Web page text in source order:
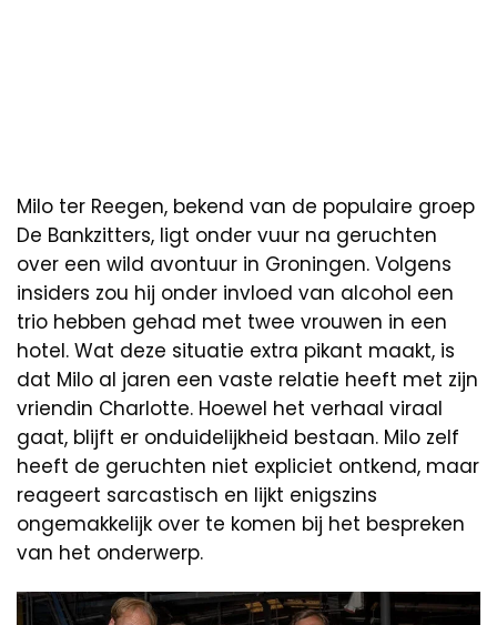
Milo ter Reegen, bekend van de populaire groep
De Bankzitters, ligt onder vuur na geruchten
over een wild avontuur in Groningen. Volgens
insiders zou hij onder invloed van alcohol een
trio hebben gehad met twee vrouwen in een
hotel. Wat deze situatie extra pikant maakt, is
dat Milo al jaren een vaste relatie heeft met zijn
vriendin Charlotte. Hoewel het verhaal viraal
gaat, blijft er onduidelijkheid bestaan. Milo zelf
heeft de geruchten niet expliciet ontkend, maar
reageert sarcastisch en lijkt enigszins
ongemakkelijk over te komen bij het bespreken
van het onderwerp.